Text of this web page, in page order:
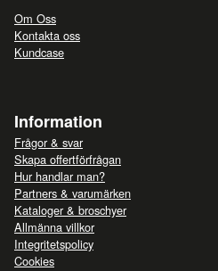
Om Oss
Kontakta oss
Kundcase
Information
Frågor & svar
Skapa offertförfrågan
Hur handlar man?
Partners & varumärken
Kataloger & broschyer
Allmänna villkor
Integritetspolicy
Cookies